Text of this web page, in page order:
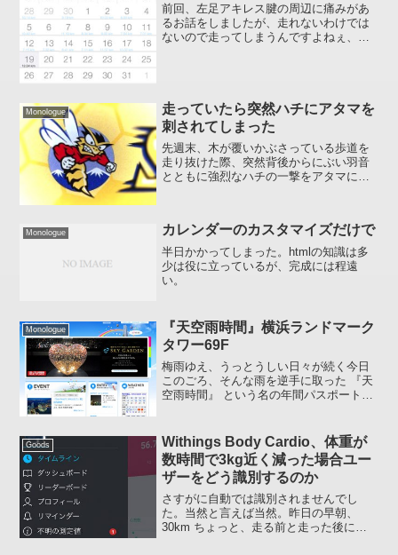
前回、左足アキレス腱の周辺に痛みがあ
るお話をしましたが、走れないわけでは
ないので走ってしまうんですよねぇ、ほ
Monologue
走っていたら突然ハチにアタマを
刺されてしまった
先週末、木が覆いかぶさっている歩道を
走り抜けた際、突然背後からにぶい羽音
とともに強烈なハチの一撃をアタマにく
れた場所が場所だけにしばらく歩いて様
子をみていま...
Monologue カレンダーのカスタマイズだけで
半日かかってしまった。htmlの知識は多
少は役に立っているが、完成には程遠
い。
Monologue
『天空雨時間』横浜ランドマーク
タワー69F
梅雨ゆえ、うっとうしい日々が続く今日
このごろ、そんな雨を逆手に取った 『天
空雨時間』 という名の年間パスポートが
浜ランドマークタワー・スカイガーデ
ン・オフィシャルサ...
Goods
Withings Body Cardio、体重が
数時間で3kg近く減った場合ユー
ザーをどう識別するのか
さすがに自動では識別されませんでし
た。当然と言えば当然。昨日の早朝、
30km ちょっと、走る前と走った後に体